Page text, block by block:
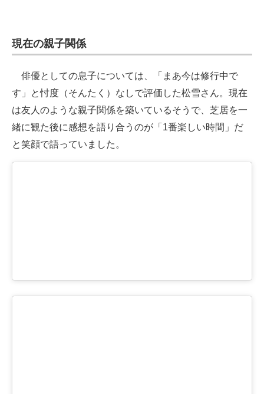
現在の親子関係
俳優としての息子については、「まあ今は修行中で
す」と忖度（そんたく）なしで評価した松雪さん。現在
は友人のような親子関係を築いているそうで、芝居を一
緒に観た後に感想を語り合うのが「1番楽しい時間」だ
と笑顔で語っていました。